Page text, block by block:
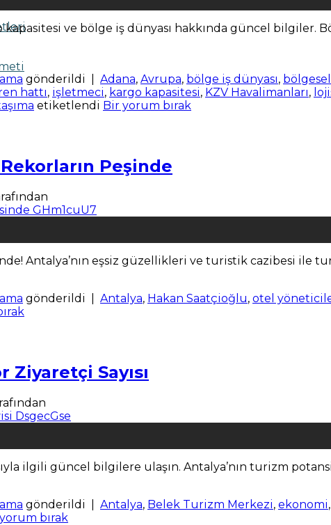
kapasitesi ve bölge iş dünyası hakkında güncel
gönderildi Adana, Avrupa, bölge iş dünyası,
hattı, işletmeci, kargo kapasitesi, KZV Havalimanları,
etiketlendi Bir yorum bırak
Peşinde
Antalya’nın eşsiz güzellikleri ve turistik cazibesi ile
gönderildi Antalya, Hakan Saatçioğlu, otel
Sayısı
ilgili güncel bilgilere ulaşın. Antalya’nın turizm
gönderildi Antalya, Belek Turizm Merkezi, ekonomi,
bırak